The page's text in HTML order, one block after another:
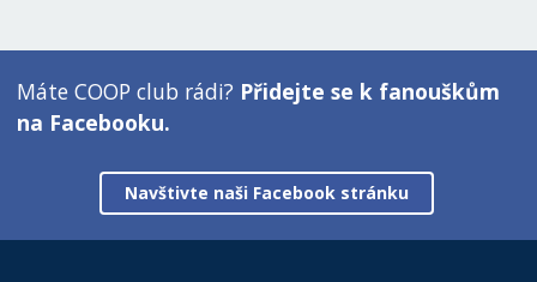
Máte COOP club rádi? Přidejte se k fanouškům
na Facebooku.
Navštivte naši Facebook stránku